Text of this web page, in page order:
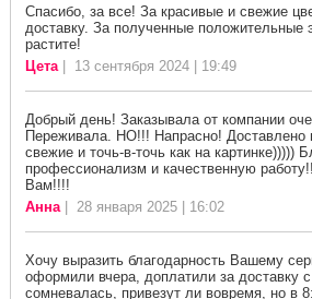
Спасибо, за все! За красивые и свежие
доставку. За полученные положительные
растите!
Цета| 13 сентября 2024 | 19:49
Добрый день! Заказывала от компании
Переживала. НО!!! Напрасно! Доставлено
свежие и точь-в-точь как на картинке)))))
профессионализм и качественную
Вам!!!!
Анна| 28 января 2025 | 16:02
Хочу выразить благодарность Вашему
оформили вчера, доплатили за доставку
сомневалась, привезут ли вовремя, но в